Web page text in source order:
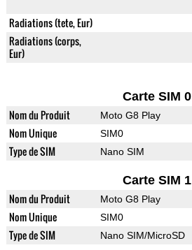
Radiations (tete, Eur)
Radiations (corps,
Eur)
Carte SIM 0
Nom du Produit Moto G8 Play
Nom Unique SIM0
Type de SIM Nano SIM
Carte SIM 1
Nom du Produit Moto G8 Play
Nom Unique SIM0
Type de SIM Nano SIM/MicroSD